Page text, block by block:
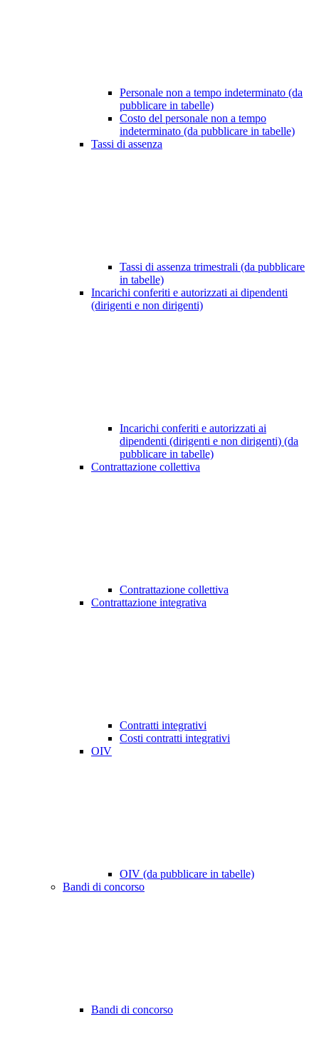
Personale non a tempo indeterminato (da
pubblicare in tabelle)
Costo del personale non a tempo
indeterminato (da pubblicare in tabelle)
Tassi di assenza
Tassi di assenza trimestrali (da pubblicare
in tabelle)
Incarichi conferiti e autorizzati ai dipendenti
(dirigenti e non dirigenti)
Incarichi conferiti e autorizzati ai
dipendenti (dirigenti e non dirigenti) (da
pubblicare in tabelle)
Contrattazione collettiva
Contrattazione collettiva
Contrattazione integrativa
Contratti integrativi
Costi contratti integrativi
OIV
OIV (da pubblicare in tabelle)
Bandi di concorso
Bandi di concorso